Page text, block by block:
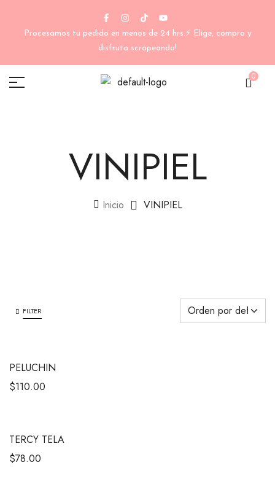
Procesamos tu pedido en menos de 24 hrs.⚡ Elige, compra y
disfruta scrapeando!
0
VINIPIEL
Inicio VINIPIEL
FILTER
PELUCHIN
$110.00
TERCY TELA
$78.00